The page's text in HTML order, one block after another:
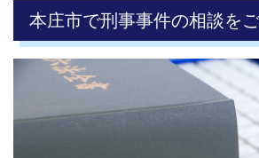
本庄市で刑事事件の相談を